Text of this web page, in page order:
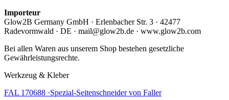
Importeur
Glow2B Germany GmbH · Erlenbacher Str. 3 · 42477
Radevormwald · DE · mail@glow2b.de · www.glow2b.com
Bei allen Waren aus unserem Shop bestehen gesetzliche
Gewährleistungsrechte.
Werkzeug & Kleber
FAL 170688 ·Spezial-Seitenschneider von Faller